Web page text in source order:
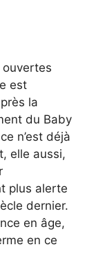
ouvertes
est
la
du Baby
n’est déjà
elle aussi,
plus alerte
dernier.
en âge,
en ce